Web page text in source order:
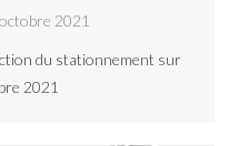
2021
du stationnement sur
2021